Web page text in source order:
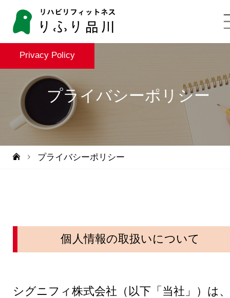
Privacy Policy
プライバシーポリシー
プライバシーポリシー
個人情報の取扱いについて
シグニフィ株式会社（以下「当社」）は